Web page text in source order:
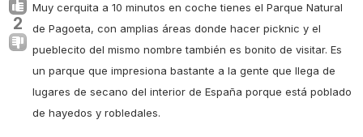
2
Muy cerquita a 10 minutos en coche tienes el Parque Natural
de Pagoeta, con amplias áreas donde hacer picknic y el
pueblecito del mismo nombre también es bonito de visitar. Es
un parque que impresiona bastante a la gente que llega de
lugares de secano del interior de España porque está poblado
de hayedos y robledales.